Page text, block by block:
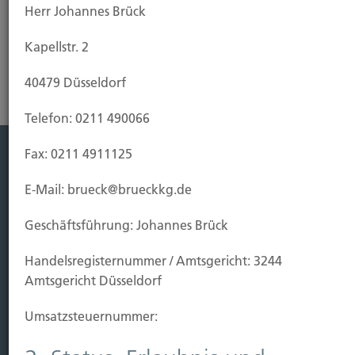
Vorsorgen
Immobilien Vers.
Kauf Grundstück
Baufertigstellung/Hauskauf
Herr Johannes Brück
Kapellstr. 2
40479 Düsseldorf
Telefon: 0211 490066
Fax: 0211 4911125
E-Mail: brueck@brueckkg.de
Geschäftsführung: Johannes Brück
Handels­registernummer / Amtsgericht: 3244
Amtsgericht Düsseldorf
Umsatzsteuer­nummer: